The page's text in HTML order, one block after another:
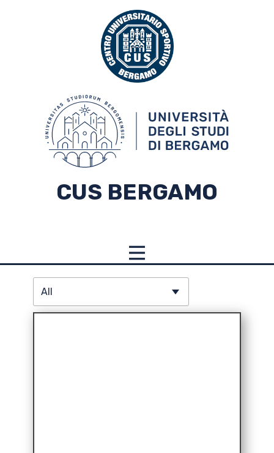
CUS BERGAMO